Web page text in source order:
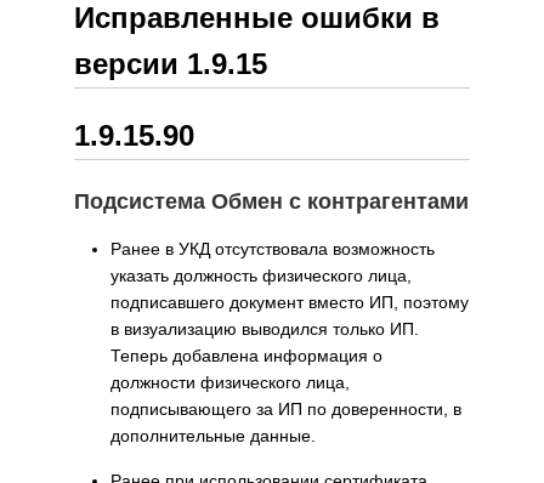
Исправленные ошибки в
версии 1.9.15
1.9.15.90
Подсистема Обмен с контрагентами
Ранее в УКД отсутствовала возможность
указать должность физического лица,
подписавшего документ вместо ИП, поэтому
в визуализацию выводился только ИП.
Теперь добавлена информация о
должности физического лица,
подписывающего за ИП по доверенности, в
дополнительные данные.